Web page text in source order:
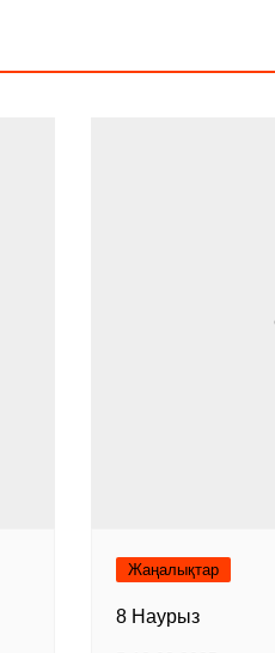
Жаңалықтар
8 Наурыз